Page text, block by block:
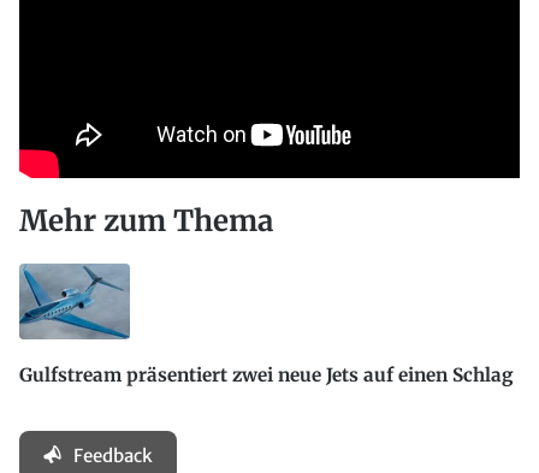
Mehr zum Thema
Gulfstream präsentiert zwei neue Jets auf einen Schlag
Feedback